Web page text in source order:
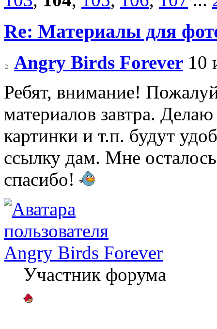
Re: Материалы для
Angry Birds Forever 10
Ребят, внимание!
материалов завтра.
картинки и т.п. будут
ссылку дам. Мне
спасибо!
Angry Birds Forever
Участник форума